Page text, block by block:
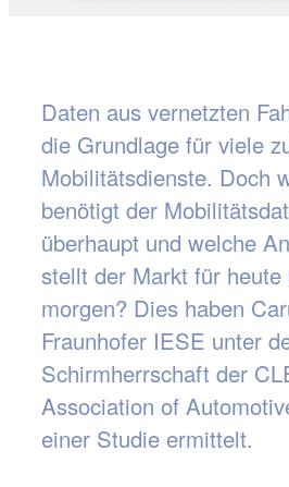
Daten aus vernetzten
die Grundlage für viele
Mobilitätsdienste. Doch
benötigt der
überhaupt und welche
stellt der Markt für heute
morgen? Dies haben
Fraunhofer IESE unter
Schirmherrschaft der
Association of
einer Studie ermittelt.